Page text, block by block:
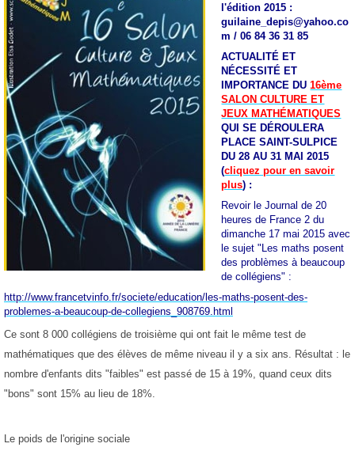
l'édition 2015 :
guilaine_depis@yahoo.co
m / 06 84 36 31 85
ACTUALITÉ ET
NÉCESSITÉ ET
IMPORTANCE DU16ème
SALON CULTURE ET
JEUX MATHÉMATIQUES
QUI SE DÉROULERA
PLACE SAINT-SULPICE
DU 28 AU 31 MAI 2015
(cliquez pour en savoir
plus) :
Revoir le Journal de 20
heures de France 2 du
dimanche 17 mai 2015 avec
le sujet "Les maths posent
des problèmes à beaucoup
de collégiens" :
http://www.francetvinfo.fr/societe/education/les-maths-posent-des-
problemes-a-beaucoup-de-collegiens_908769.html
Ce sont 8 000 collégiens de troisième qui ont fait le même test de
mathématiques que des élèves de même niveau il y a six ans. Résultat : le
nombre d'enfants dits "faibles" est passé de 15 à 19%, quand ceux dits
"bons" sont 15% au lieu de 18%.
Le poids de l'origine sociale